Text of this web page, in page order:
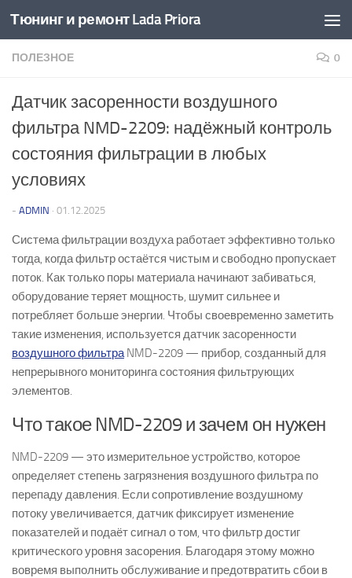
Перейти к содержимому
Тюнинг и ремонт Lada Priora
ПОЛЕЗНОЕ 0
Датчик засоренности воздушного
фильтра NMD-2209: надёжный контроль
состояния фильтрации в любых
условиях
- ADMIN · 01.12.2025
Система фильтрации воздуха работает эффективно только
тогда, когда фильтр остаётся чистым и свободно пропускает
поток. Как только поры материала начинают забиваться,
оборудование теряет мощность, шумит сильнее и
потребляет больше энергии. Чтобы своевременно заметить
такие изменения, используется датчик засоренности
воздушного фильтраNMD-2209 — прибор, созданный для
непрерывного мониторинга состояния фильтрующих
элементов.
Что такое NMD-2209 и зачем он нужен
NMD-2209 — это измерительное устройство, которое
определяет степень загрязнения воздушного фильтра по
перепаду давления. Если сопротивление воздушному
потоку увеличивается, датчик фиксирует изменение
показателей и подаёт сигнал о том, что фильтр достиг
критического уровня засорения. Благодаря этому можно
вовремя выполнить обслуживание и предотвратить сбои в